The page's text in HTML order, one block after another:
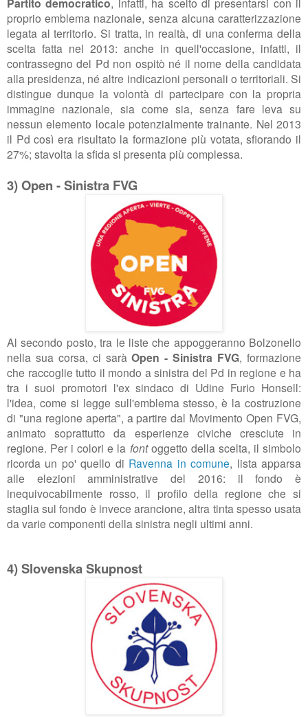
proprio emblema nazionale, senza alcuna caratterizzazione
legata al territorio. Si tratta, in realtà, di una conferma della
scelta fatta nel 2013: anche in quell'occasione, infatti, il
contrassegno del Pd non ospitò né il nome della candidata
alla presidenza, né altre indicazioni personali o territoriali. Si
distingue dunque la volontà di partecipare con la propria
immagine nazionale, sia come sia, senza fare leva su
nessun elemento locale potenzialmente trainante. Nel 2013
il Pd così era risultato la formazione più votata, sfiorando il
27%; stavolta la sfida si presenta più complessa.
3) Open - Sinistra FVG
Al secondo posto, tra le liste che appoggeranno Bolzonello
nella sua corsa, ci saràOpen - Sinistra FVG, formazione
che raccoglie tutto il mondo a sinistra del Pd in regione e ha
tra i suoi promotori l'ex sindaco di Udine Furio Honsell:
l'idea, come si legge sull'emblema stesso, è la costruzione
di "una regione aperta", a partire dal Movimento Open FVG,
animato soprattutto da esperienze civiche cresciute in
regione. Per i colori e la fontoggetto della scelta, il simbolo
ricorda un po' quello di Ravenna in comune, lista apparsa
alle elezioni amministrative del 2016: il fondo è
inequivocabilmente rosso, il profilo della regione che si
staglia sul fondo è invece arancione, altra tinta spesso usata
da varie componenti della sinistra negli ultimi anni.
4) Slovenska Skupnost